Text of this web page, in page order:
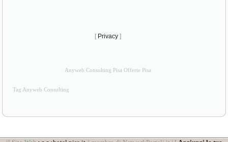
[ Privacy ]
Anyweb Consulting Pisa Offerte Pisa
Tag Anyweb Consulting